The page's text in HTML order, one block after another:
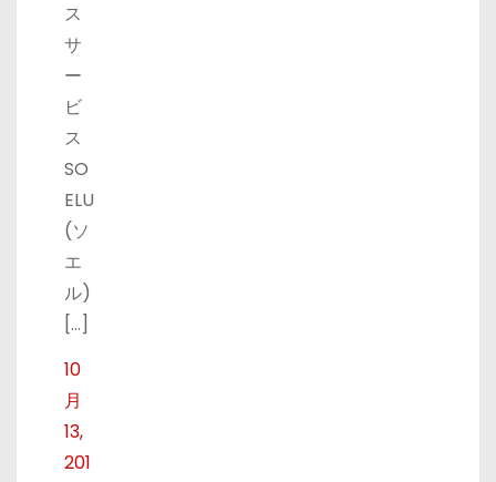
ス
サ
ー
ビ
ス
SO
ELU
(ソ
エ
ル)
[…]
10
月
13,
201